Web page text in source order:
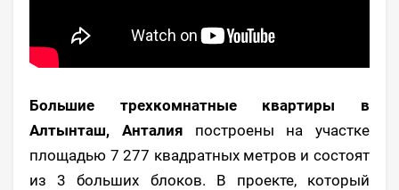
Большие трехкомнатные квартиры в
Алтынташ, Анталия построены на участке
площадью 7 277 квадратных метров и состоят
из 3 больших блоков. В проекте, который